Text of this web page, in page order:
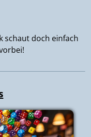
schaut doch einfach